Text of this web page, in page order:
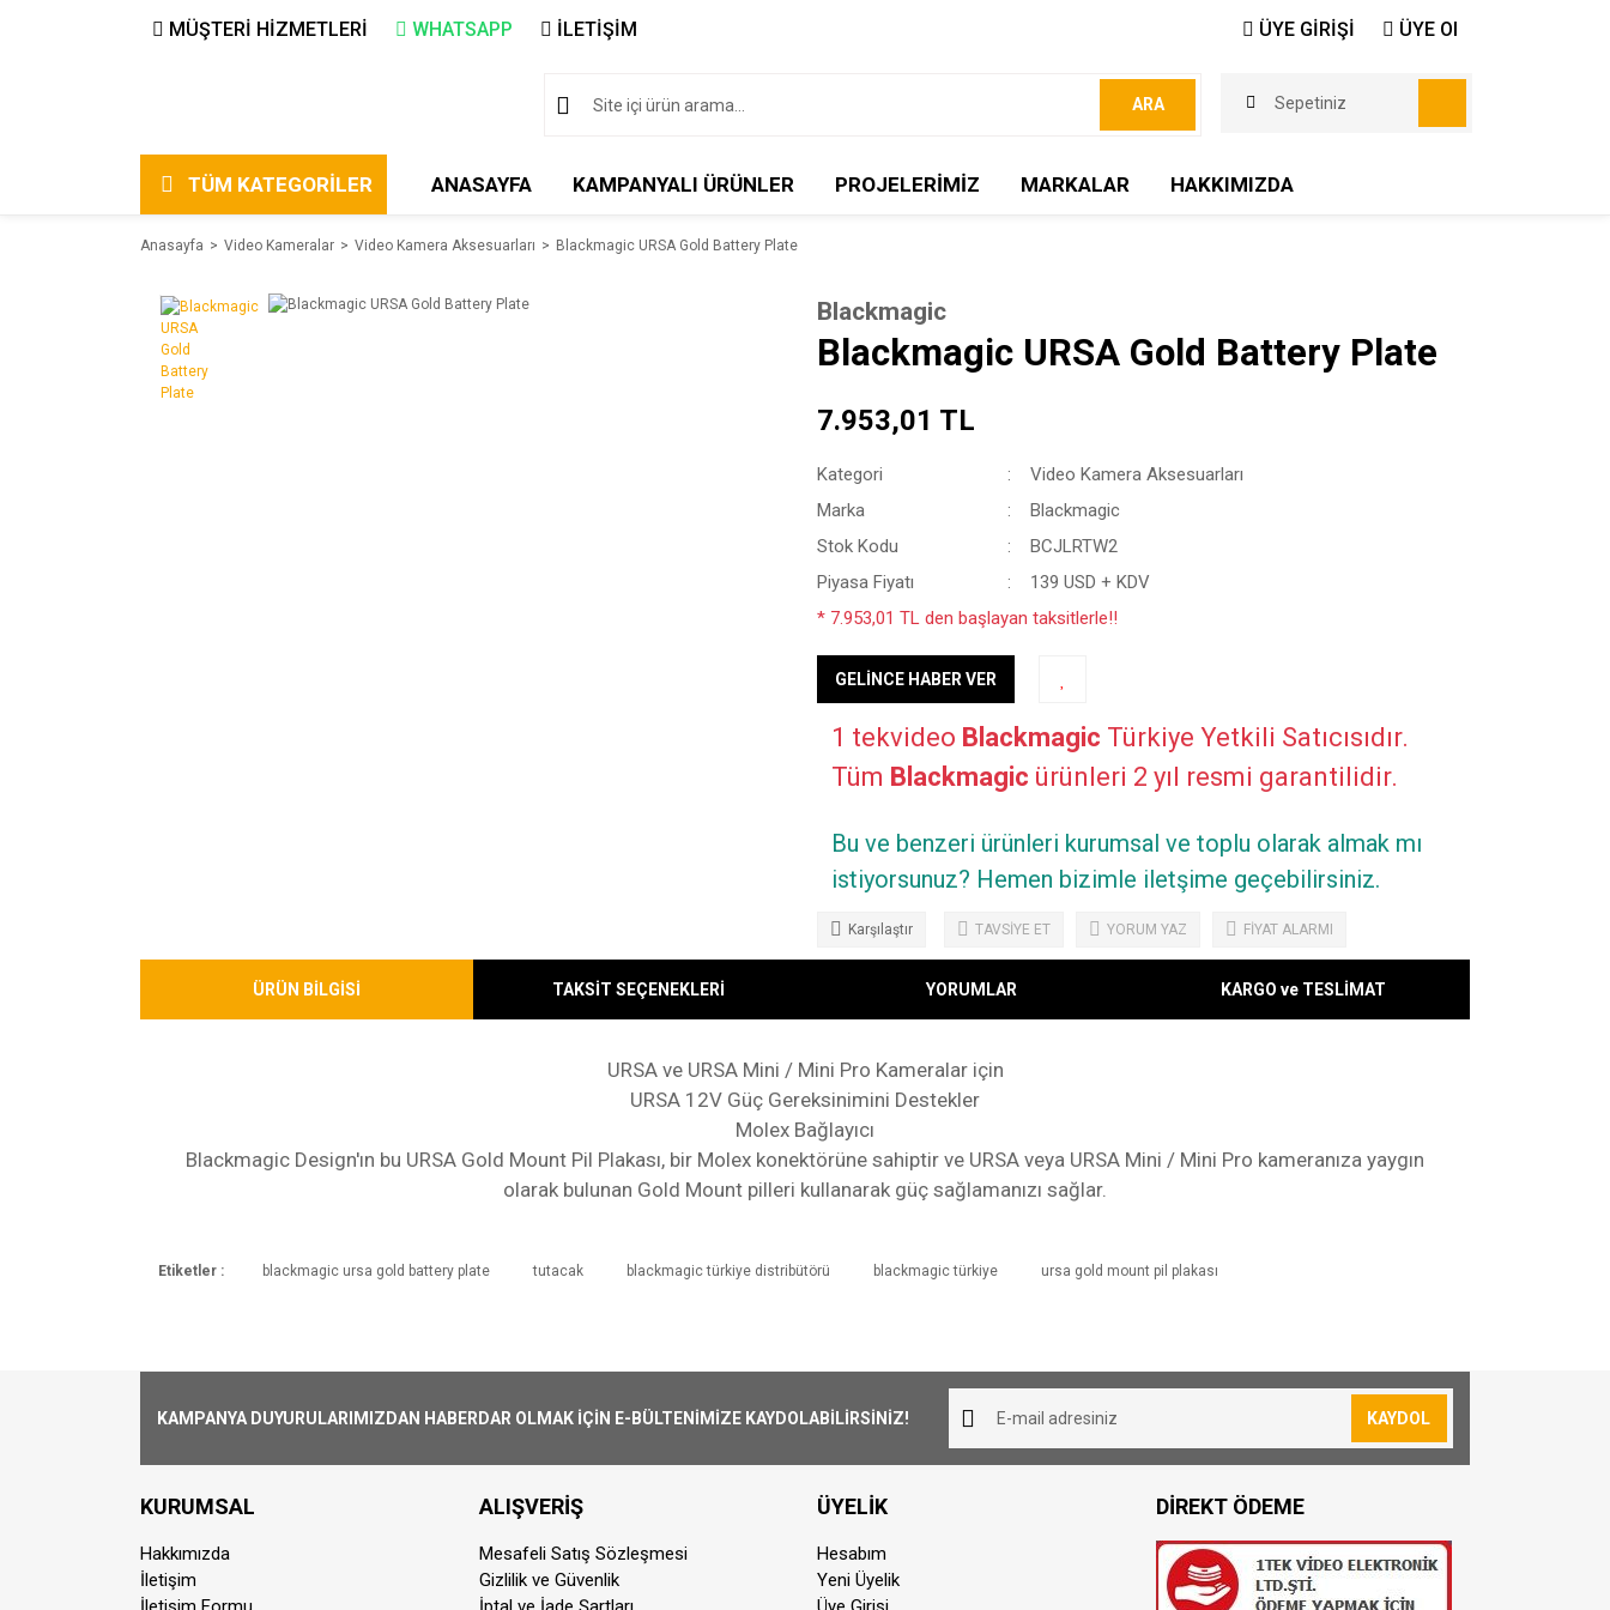
MÜŞTERİ HİZMETLERİ WHATSAPP İLETİŞİM ÜYE GİRİŞİ ÜYE Ol
ARA Sepetiniz
TÜM KATEGORİLER ANASAYFA KAMPANYALI ÜRÜNLER PROJELERİMİZ MARKALAR HAKKIMIZDA
Anasayfa Video Kameralar Video Kamera Aksesuarları Blackmagic URSA Gold Battery Plate
Blackmagic
Blackmagic URSA Gold Battery Plate
7.953,01 TL
Kategori
Video Kamera Aksesuarları
Marka
Blackmagic
Stok Kodu
BCJLRTW2
Piyasa Fiyatı
139 USD + KDV
* 7.953,01 TL den başlayan taksitlerle!!
GELİNCE HABER VER
1 tekvideo Blackmagic Türkiye Yetkili Satıcısıdır.
Tüm Blackmagic ürünleri 2 yıl resmi garantilidir.
Bu ve benzeri ürünleri kurumsal ve toplu olarak almak mı
istiyorsunuz? Hemen bizimle iletşime geçebilirsiniz.
Karşılaştır TAVSİYE ET YORUM YAZ FİYAT ALARMI
ÜRÜN BİLGİSİ TAKSİT SEÇENEKLERİ YORUMLAR KARGO ve TESLİMAT
URSA ve URSA Mini / Mini Pro Kameralar için
URSA 12V Güç Gereksinimini Destekler
Molex Bağlayıcı
Blackmagic Design'ın bu URSA Gold Mount Pil Plakası, bir Molex konektörüne sahiptir ve URSA veya URSA Mini / Mini Pro kameranıza yaygın
olarak bulunan Gold Mount pilleri kullanarak güç sağlamanızı sağlar.
1000₺ Üstü siparişlerin tümü Türkiye'nin her yerine ücretsiz olarak gönderilmektedir. 1000₺ altında kalan siparişler için 30₺ kargo ücreti
alınmaktadır.
Aynı Gün Kargo
Saat 15:00'a kadar vermiş olduğunuz sipariş aynı günde kargoya teslim edilmektedir. Teslimat süresi bulunmuş olduğunuz konuma göre
farklılık gösterebilmektedir. Saat 15:00'dan sonra vermiş olduğunuz siparişler ertisi ilk iş günü kargoya teslim edilmektedir
Kurye İle Teslimat(Sadece İstanbul)
Kurye ile teslimat sadece İstanbul ili ve motor ile taşınabilir ürünler için geçerlidir. Teslimat ücreti 200 TL dir.
Etiketler : blackmagic ursa gold battery plate tutacak blackmagic türkiye distribütörü blackmagic türkiye ursa gold mount pil plakası
KAMPANYA DUYURULARIMIZDAN HABERDAR OLMAK İÇİN E-BÜLTENİMİZE KAYDOLABİLİRSİNİZ! KAYDOL
KURUMSAL
Hakkımızda
İletişim
ALIŞVERİŞ
Mesafeli Satış Sözleşmesi
Gizlilik ve Güvenlik
ÜYELİK
Hesabım
Yeni Üyelik
DİREKT ÖDEME